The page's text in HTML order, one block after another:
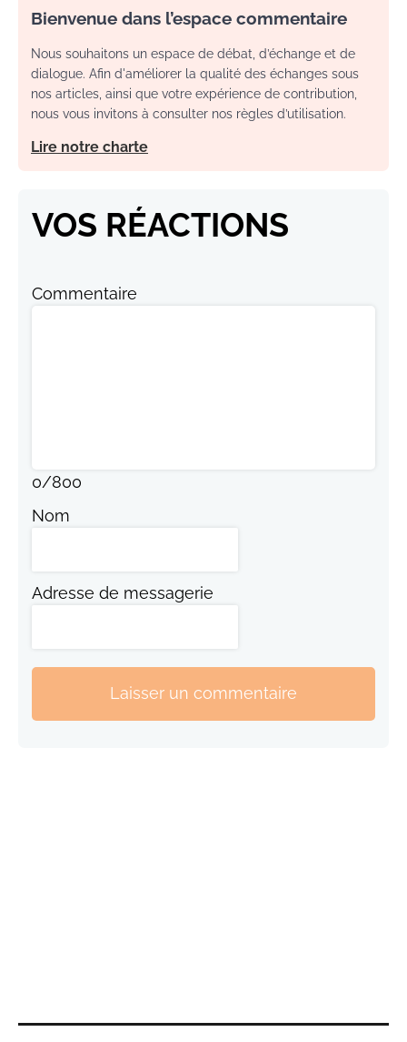
Bienvenue dans l’espace commentaire
Nous souhaitons un espace de débat, d’échange et de
dialogue. Afin d'améliorer la qualité des échanges sous
nos articles, ainsi que votre expérience de contribution,
nous vous invitons à consulter nos règles d’utilisation.
Lire notre charte
VOS RÉACTIONS
Commentaire
0/800
Nom
Adresse de messagerie
Laisser un commentaire